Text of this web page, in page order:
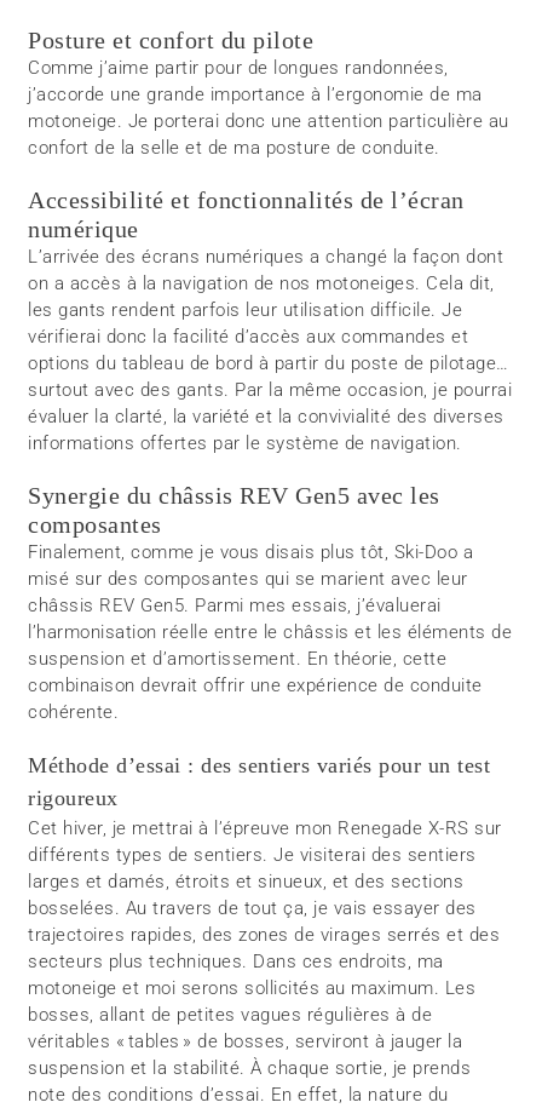
Posture et confort du pilote
Comme j’aime partir pour de longues randonnées,
j’accorde une grande importance à l’ergonomie de ma
motoneige. Je porterai donc une attention particulière au
confort de la selle et de ma posture de conduite.
Accessibilité et fonctionnalités de l’écran
numérique
L’arrivée des écrans numériques a changé la façon dont
on a accès à la navigation de nos motoneiges. Cela dit,
les gants rendent parfois leur utilisation difficile. Je
vérifierai donc la facilité d’accès aux commandes et
options du tableau de bord à partir du poste de pilotage…
surtout avec des gants. Par la même occasion, je pourrai
évaluer la clarté, la variété et la convivialité des diverses
informations offertes par le système de navigation.
Synergie du châssis REV Gen5 avec les
composantes
Finalement, comme je vous disais plus tôt, Ski-Doo a
misé sur des composantes qui se marient avec leur
châssis REV Gen5. Parmi mes essais, j’évaluerai
l’harmonisation réelle entre le châssis et les éléments de
suspension et d’amortissement. En théorie, cette
combinaison devrait offrir une expérience de conduite
cohérente.
Méthode d’essai : des sentiers variés pour un test
rigoureux
Cet hiver, je mettrai à l’épreuve mon Renegade X-RS sur
différents types de sentiers. Je visiterai des sentiers
larges et damés, étroits et sinueux, et des sections
bosselées. Au travers de tout ça, je vais essayer des
trajectoires rapides, des zones de virages serrés et des
secteurs plus techniques. Dans ces endroits, ma
motoneige et moi serons sollicités au maximum. Les
bosses, allant de petites vagues régulières à de
véritables « tables » de bosses, serviront à jauger la
suspension et la stabilité. À chaque sortie, je prends
note des conditions d’essai. En effet, la nature du